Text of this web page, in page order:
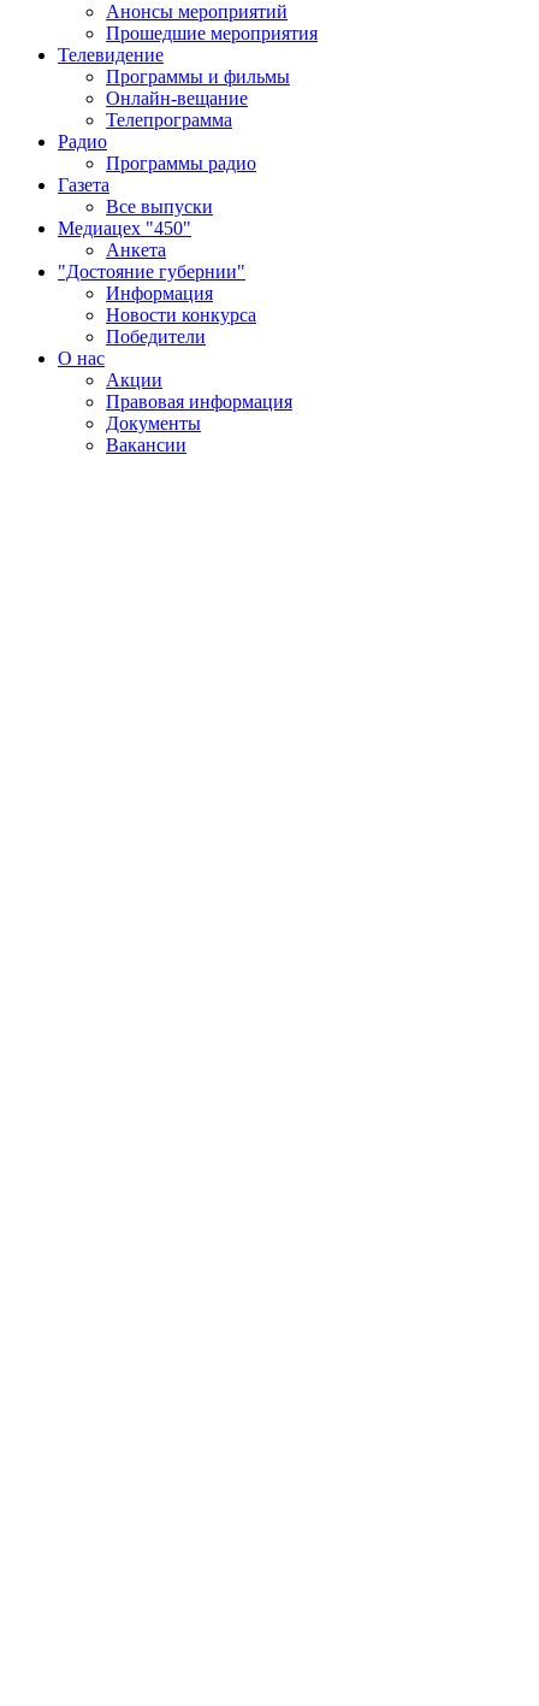
Анонсы мероприятий
Прошедшие мероприятия
Телевидение
Программы и фильмы
Онлайн-вещание
Телепрограмма
Радио
Программы радио
Газета
Все выпуски
Медиацех "450"
Анкета
"Достояние губернии"
Информация
Новости конкурса
Победители
О нас
Акции
Правовая информация
Документы
Вакансии